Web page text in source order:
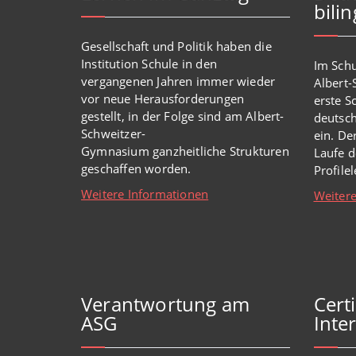
Gesellschaft und Politik haben die
Institution Schule in den
vergangenen Jahren immer wieder
vor neue Herausforderungen
gestellt, in der Folge sind am Albert-
Schweitzer-
Gymnasium ganzheitliche Strukturen
geschaffen worden.
Weitere Informationen
Im
Albert-
erste
ein.
Laufe
Verantwortung am
ASG